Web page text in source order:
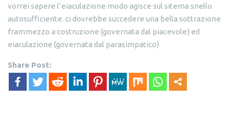
vorrei sapere l’eiaculazione modo agisce sul sitema snello
autosufficiente. ci dovrebbe succedere una bella sottrazione
frammezzo a costruzione (governata dal piacevole) ed
eiaculazione (governata dal parasimpatico)
Share Post: